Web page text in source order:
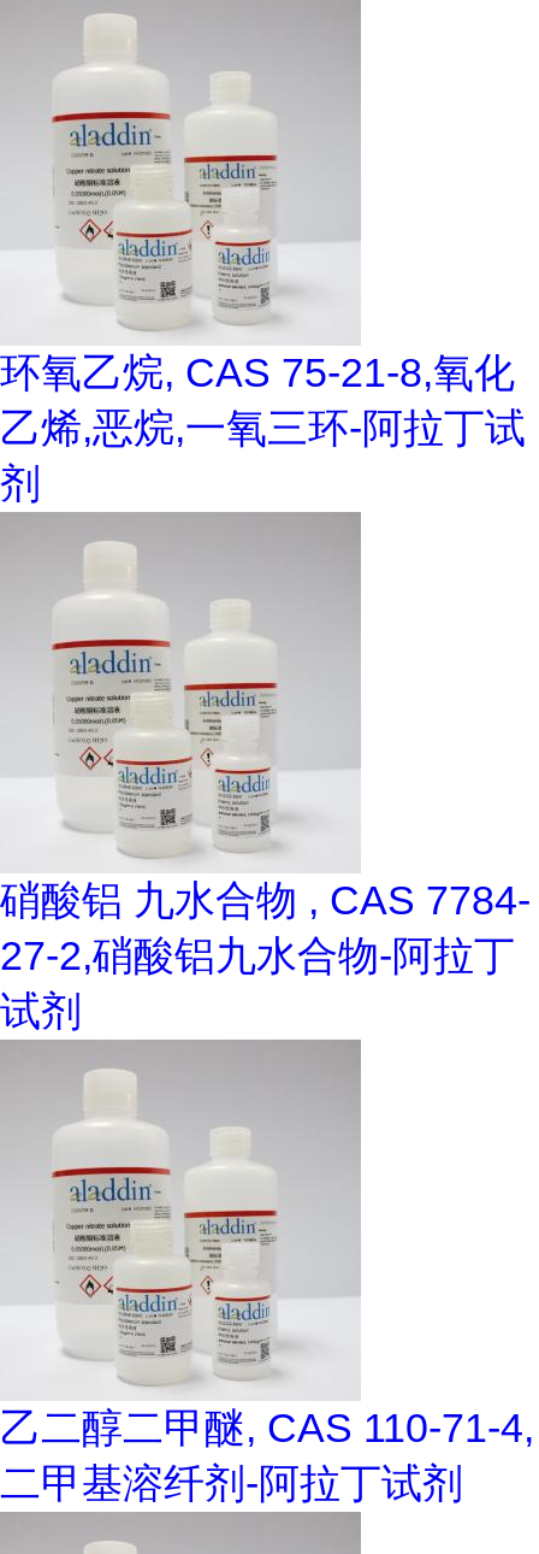
环氧乙烷, CAS 75-21-8,氧化
乙烯,恶烷,一氧三环-阿拉丁试
剂
硝酸铝 九水合物 , CAS 7784-
27-2,硝酸铝九水合物-阿拉丁
试剂
乙二醇二甲醚, CAS 110-71-4,
二甲基溶纤剂-阿拉丁试剂